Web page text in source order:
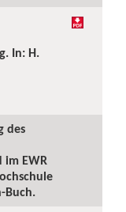
In: H.
des
im EWR
Buch.